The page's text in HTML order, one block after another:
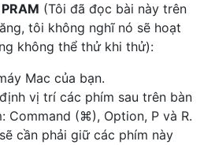
(Tôi đã đọc bài này trên
tôi không nghĩ nó sẽ hoạt
không thể thử khi thử):
Mac của bạn.
vị trí các phím sau trên bàn
Command (⌘), Option, P và R.
cần phải giữ các phím này